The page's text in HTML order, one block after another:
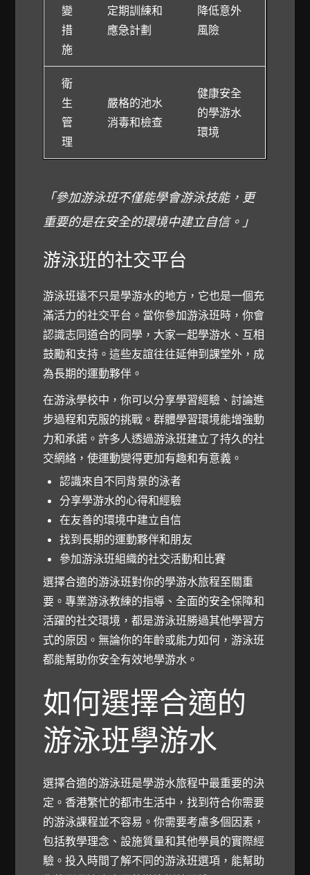
變
措
施
定期訓練和
應急計劃
降低意外
風險
衛
生
管
理
嚴格的池水
消毒和檢查
健康安全
的學游水
環境
「參加游泳班不僅能學會游泳技能，更
重要的是在安全的環境中建立自信。」
游泳班的社交平台
游泳班遠不只是學游水的地方，它也是一個充
滿活力的社交平台。當你參加游泳班時，你會
認識志同道合的同學，大家一起學游水、互相
鼓勵和支持。這些友誼往往延伸到課堂外，成
為長期的運動夥伴。
在游泳學校中，你可以分享學習經驗、討論進
步過程和克服的挑戰。群體學習環境能增強動
力和承諾。許多人透過游泳班建立了持久的社
交網絡，使運動變得更加有趣和有意義。
認識來自不同背景的泳者
分享學游水的心得和經驗
在友善的環境中建立自信
找到長期的運動夥伴和朋友
參加游泳班組織的社交活動和比賽
選擇合適的游泳班對你的學游水旅程至關重
要。專業游泳教練的指導、全面的安全保障和
活躍的社交環境，都是游泳班勝過其他學習方
式的原因。無論你的年齡或能力如何，游泳班
都能幫助你安全有效地學游水。
如何選擇合適的
游泳班學游水
選擇合適的游泳班是學游水旅程中最重要的決
定。香港繁忙的都市生活中，找到符合你需要
的游泳課程並不容易。你需要考慮多個因素，
包括教學理念、設施質量和其他學員的實際經
驗。投入時間了解不同的游泳班選項，能幫助